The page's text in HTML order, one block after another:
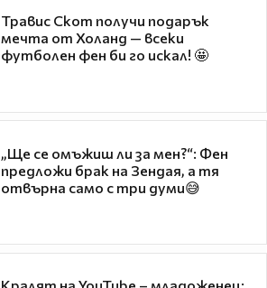
Травис Скот получи подарък
мечта от Холанд — всеки
футболен фен би го искал! 🤩
„Ще се омъжиш ли за мен?“: Фен
предложи брак на Зендая, а тя
отвърна само с три думи😅